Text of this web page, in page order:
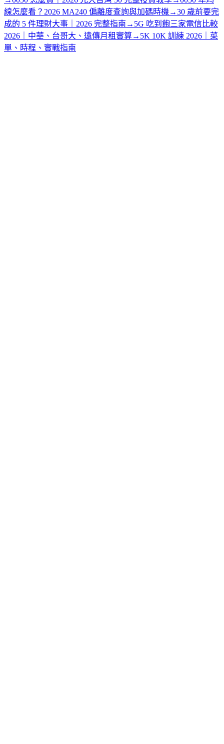
線怎麼看？2026 MA240 偏離度查詢與加碼時機 →30 歲前要完
成的 5 件理財大事｜2026 完整指南 → 5G 吃到飽三家電信比較
2026｜中華、台哥大、遠傳月租實算→ 5K 10K 訓練 2026｜菜
單、時程、實戰指南